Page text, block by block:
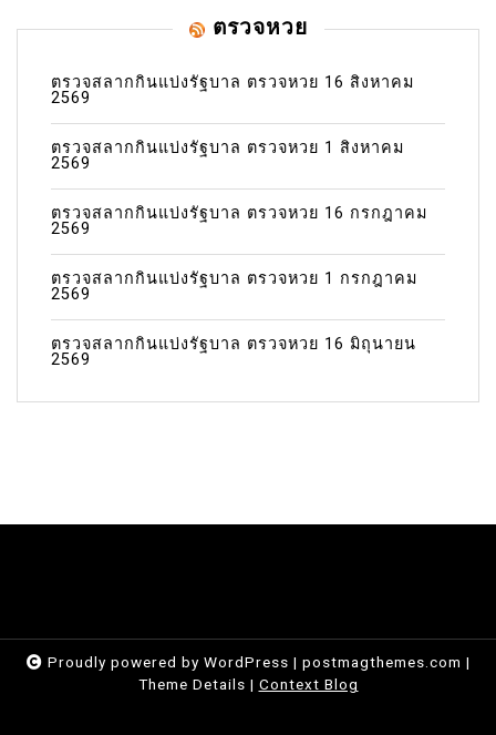
ตรวจหวย
ตรวจสลากกินแบ่งรัฐบาล ตรวจหวย 16 สิงหาคม
2569
ตรวจสลากกินแบ่งรัฐบาล ตรวจหวย 1 สิงหาคม
2569
ตรวจสลากกินแบ่งรัฐบาล ตรวจหวย 16 กรกฎาคม
2569
ตรวจสลากกินแบ่งรัฐบาล ตรวจหวย 1 กรกฎาคม
2569
ตรวจสลากกินแบ่งรัฐบาล ตรวจหวย 16 มิถุนายน
2569
Proudly powered by WordPress | postmagthemes.com |
Theme Details | Context Blog